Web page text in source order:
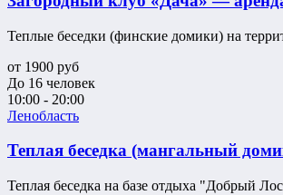
Теплые беседки (финские домики) на
от 1900 руб
До 16 человек
10:00 - 20:00
Ленобласть
Теплая беседка (мангальный
Теплая беседка на базе отдыха "Добрый